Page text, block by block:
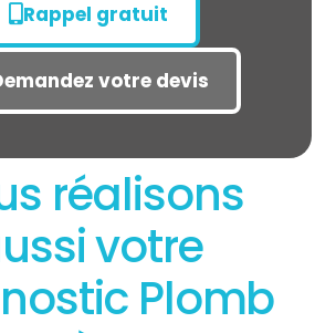
Rappel gratuit
votre devis
réalisons
votre
Plomb